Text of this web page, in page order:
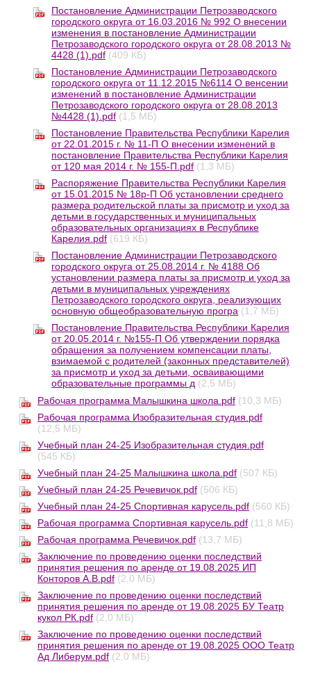
Постановление Администрации Петрозаводского
городского округа от 16.03.2016 № 992 О внесении
изменения в постановление Администрации
Петрозаводского городского округа от 28.08.2013 №
4428 (1).pdf (409 КБ)
Постановление Администрации Петрозаводского
городского округа от 11.12.2015 №6114 О венсении
изменений в постановление Администрации
Петрозаводского городского округа от 28.08.2013
№4428 (1).pdf (1,5 МБ)
Постановление Правительства Республики Карелия
от 22.01.2015 г. № 11-П О внесении изменений в
постановление Правительства Республики Карелия
от 120 мая 2014 г. № 155-П.pdf (1,3 МБ)
Распоряжение Правительства Республики Карелия
от 15.01.2015 № 18р-П Об установлении среднего
размера родительской платы за присмотр и уход за
детьми в государственных и муниципальных
образовательных организациях в Республике
Карелия.pdf (619 КБ)
Постановление Администрации Петрозаводского
городского округа от 25.08.2014 г. № 4188 Об
установлении размера платы за присмотр и уход за
детьми в муниципальных учреждениях
Петрозаводского городского округа, реализующих
основную общеобразовательную програ (1,7 МБ)
Постановление Правительства Республики Карелия
от 20.05.2014 г. №155-П Об утверждении порядка
обращения за получением компенсации платы,
взимаемой с родителей (законных представителей)
за присмотр и уход за детьми, осваивающими
образовательные программы д (2,5 МБ)
Рабочая программа Малышкина школа.pdf (10,3 МБ)
Рабочая программа Изобразительная студия.pdf
(12,5 МБ)
Учебный план 24-25 Изобразительная студия.pdf
(545 КБ)
Учебный план 24-25 Малышкина школа.pdf (507 КБ)
Учебный план 24-25 Речевичок.pdf (506 КБ)
Учебный план 24-25 Спортивная карусель.pdf (560 КБ)
Рабочая программа Спортивная карусель.pdf (11,8 МБ)
Рабочая программа Речевичок.pdf (13,7 МБ)
Заключение по проведению оценки последствий
принятия решения по аренде от 19.08.2025 ИП
Конторов А.В.pdf (2,0 МБ)
Заключение по проведению оценки последствий
принятия решения по аренде от 19.08.2025 БУ Театр
кукол РК.pdf (2,0 МБ)
Заключение по проведению оценки последствий
принятия решения по аренде от 19.08.2025 ООО Театр
Ад Либерум.pdf (2,0 МБ)